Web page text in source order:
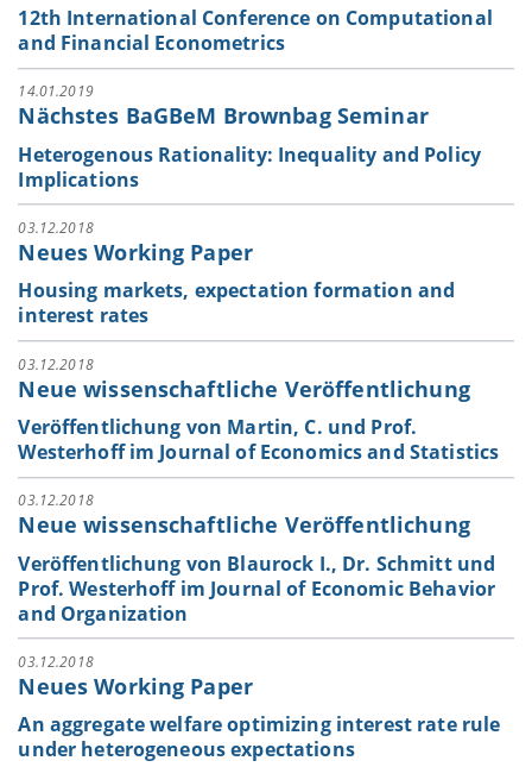
12th International Conference on Computational
and Financial Econometrics
14.01.2019
Nächstes BaGBeM Brownbag Seminar
Heterogenous Rationality: Inequality and Policy
Implications
03.12.2018
Neues Working Paper
Housing markets, expectation formation and
interest rates
03.12.2018
Neue wissenschaftliche Veröffentlichung
Veröffentlichung von Martin, C. und Prof.
Westerhoff im Journal of Economics and Statistics
03.12.2018
Neue wissenschaftliche Veröffentlichung
Veröffentlichung von Blaurock I., Dr. Schmitt und
Prof. Westerhoff im Journal of Economic Behavior
and Organization
03.12.2018
Neues Working Paper
An aggregate welfare optimizing interest rate rule
under heterogeneous expectations